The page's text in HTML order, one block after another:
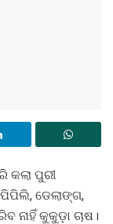
କଲା ପୁରୀ
ଡେଲାଙ୍ଗ,
ନାହିଁ କୁକୁଡ଼ା ଚାଷ।